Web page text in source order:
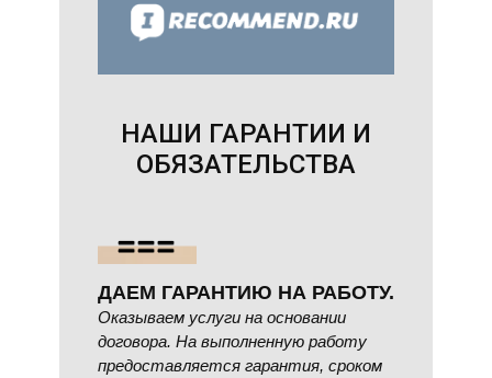
НАШИ ГАРАНТИИ И
ОБЯЗАТЕЛЬСТВА
ДАЕМ ГАРАНТИЮ НА РАБОТУ.
Оказываем услуги на основании
договора. На выполненную работу
предоставляется гарантия, сроком